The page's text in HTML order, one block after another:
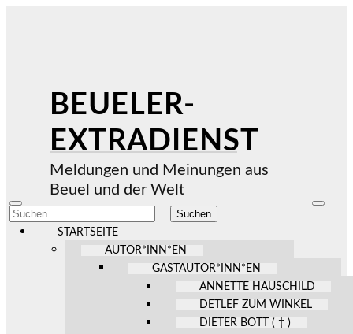
BEUELER-
EXTRADIENST
Meldungen und Meinungen aus
Beuel und der Welt
Mobile-
Menü
ein-/ausblenden
Suchen
nach:
STARTSEITE
AUTOR*INN*EN
GASTAUTOR*INN*EN
ANNETTE HAUSCHILD
DETLEF ZUM WINKEL
DIETER BOTT ( † )